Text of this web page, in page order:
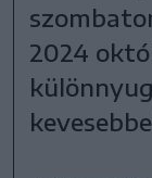
2024